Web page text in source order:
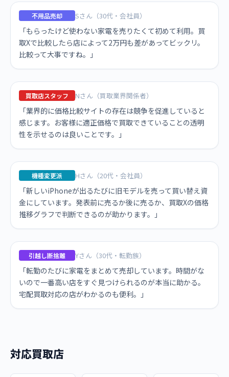
不用品売却 Sさん（30代・会社員）
「もらったけど使わない家電を売りたくて初めて利用。買
取Xで比較したら店によって2万円も差があってビックリ。
比較って大事ですね。」
買取店スタッフ Nさん（買取業界関係者）
「業界的に価格比較サイトの存在は競争を促進していると
感じます。お客様に適正価格で買取できていることの透明
性を示せるのは良いことです。」
機種変更派 Hさん（20代・会社員）
「新しいiPhoneが出るたびに旧モデルを売って買い替え資
金にしています。発表前に売るか後に売るか、買取Xの価格
推移グラフで判断できるのが助かります。」
引越し断捨離 Yさん（30代・転勤族）
「転勤のたびに家電をまとめて売却しています。時間がな
いので一番高い店をすぐ見つけられるのが本当に助かる。
宅配買取対応の店がわかるのも便利。」
対応買取店